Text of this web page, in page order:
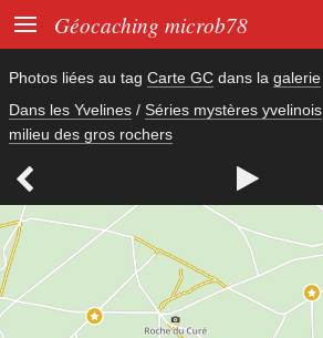
 Géocaching microb78
Photos liées au tag Carte GC dans la galerie
Dans les Yvelines / Séries mystères yvelinois
milieu des gros rochers
 